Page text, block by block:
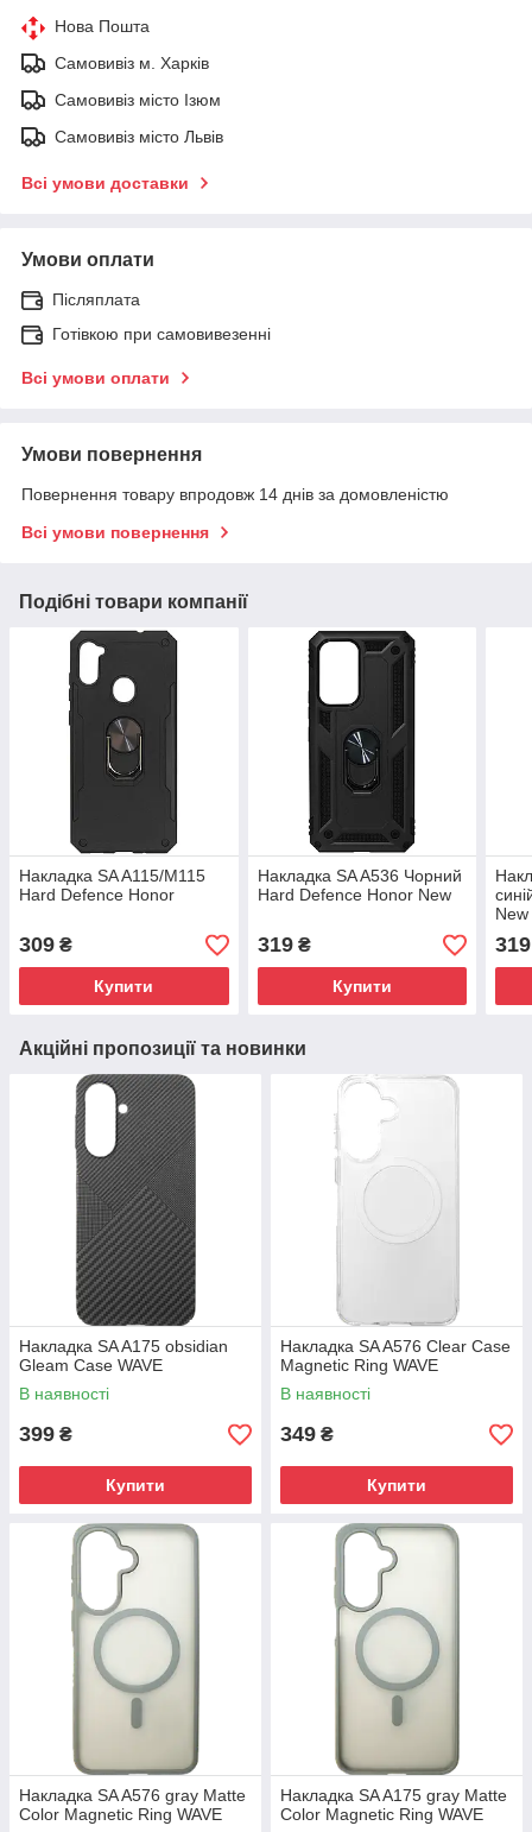
Нова Пошта
Самовивіз м. Харків
Самовивіз місто Ізюм
Самовивіз місто Львів
Всі умови доставки
Умови оплати
Післяплата
Готівкою при самовивезенні
Всі умови оплати
Умови повернення
Повернення товару впродовж 14 днів за домовленістю
Всі умови повернення
Подібні товари компанії
Накладка SA A115/M115
Hard Defence Honor
309 ₴
Купити
Накладка SA A536 Чорний
Hard Defence Honor New
319₴
Купити
New
319
Акційні пропозиції та новинки
Накладка SA A175 obsidian
Gleam Case WAVE
В наявності
399 ₴
Купити
Накладка SA A576 Clear Case
Magnetic Ring WAVE
В наявності
349 ₴
Купити
Накладка SA A576 gray Matte
Color Magnetic Ring WAVE
Накладка SA A175 gray Matte
Color Magnetic Ring WAVE